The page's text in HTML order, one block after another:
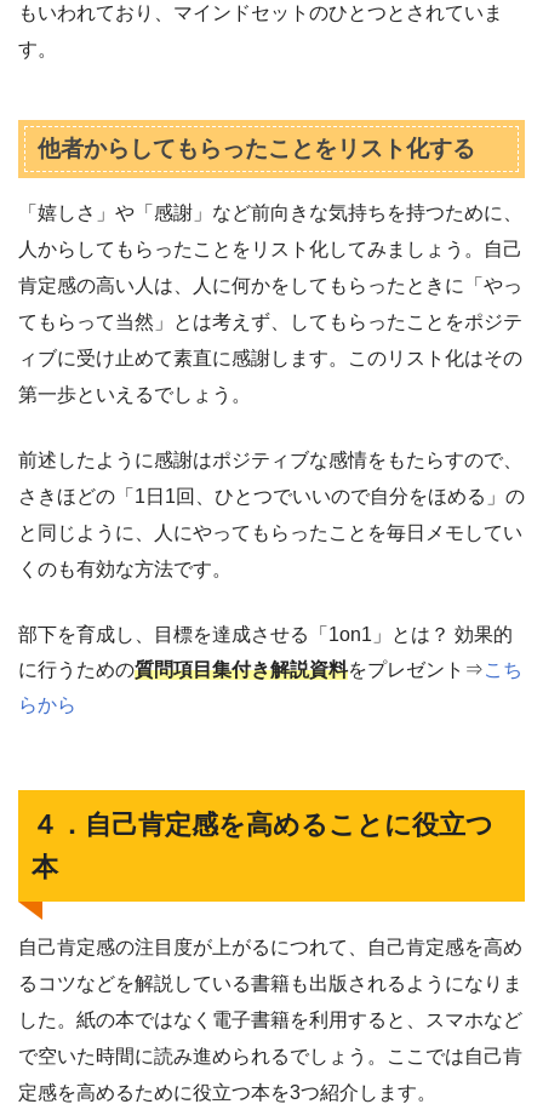
もいわれており、マインドセットのひとつとされていま
す。
他者からしてもらったことをリスト化する
「嬉しさ」や「感謝」など前向きな気持ちを持つために、
人からしてもらったことをリスト化してみましょう。自己
肯定感の高い人は、人に何かをしてもらったときに「やっ
てもらって当然」とは考えず、してもらったことをポジテ
ィブに受け止めて素直に感謝します。このリスト化はその
第一歩といえるでしょう。
前述したように感謝はポジティブな感情をもたらすので、
さきほどの「1日1回、ひとつでいいので自分をほめる」の
と同じように、人にやってもらったことを毎日メモしてい
くのも有効な方法です。
部下を育成し、目標を達成させる「1on1」とは？ 効果的
に行うための質問項目集付き解説資料をプレゼント⇒こち
らから
４．自己肯定感を高めることに役立つ
本
自己肯定感の注目度が上がるにつれて、自己肯定感を高め
るコツなどを解説している書籍も出版されるようになりま
した。紙の本ではなく電子書籍を利用すると、スマホなど
で空いた時間に読み進められるでしょう。ここでは自己肯
定感を高めるために役立つ本を3つ紹介します。